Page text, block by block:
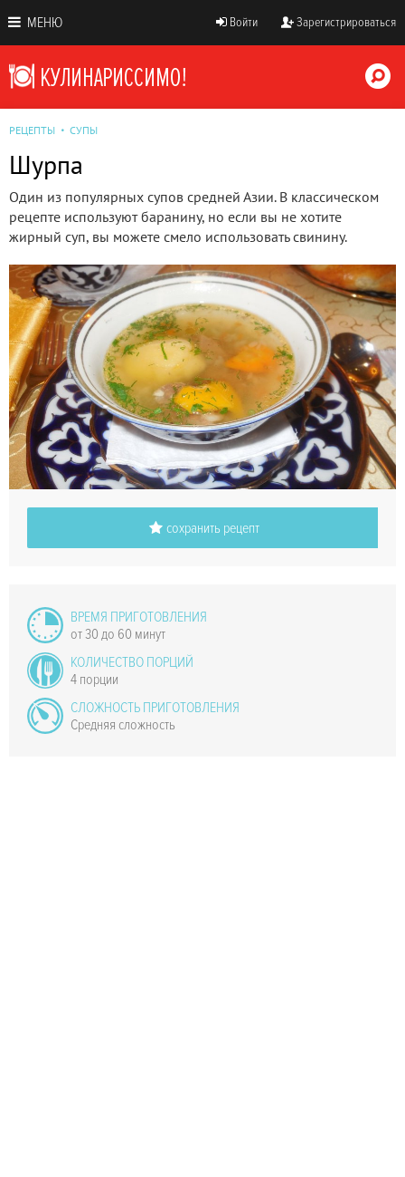
МЕНЮ Войти Зарегистрироваться
РЕЦЕПТЫ СУПЫ
Шурпа
Один из популярных супов средней Азии. В классическом
рецепте используют баранину, но если вы не хотите
жирный суп, вы можете смело использовать свинину.
сохранить рецепт
ВРЕМЯ ПРИГОТОВЛЕНИЯ
от 30 до 60 минут
КОЛИЧЕСТВО ПОРЦИЙ
4 порции
СЛОЖНОСТЬ ПРИГОТОВЛЕНИЯ
Средняя сложность